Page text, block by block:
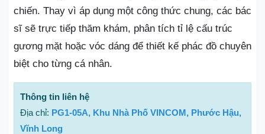
chiến. Thay vì áp dụng một công thức chung, các bác
sĩ sẽ trực tiếp thăm khám, phân tích tỉ lệ cấu trúc
gương mặt hoặc vóc dáng để thiết kế phác đồ chuyên
biệt cho từng cá nhân.
Thông tin liên hệ
Địa chỉ: PG1-05A, Khu Nhà Phố VINCOM, Phước Hậu,
Vĩnh Long